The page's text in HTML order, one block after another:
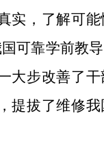
实，了解可
可靠学前教
大步改善了
提拔了维修